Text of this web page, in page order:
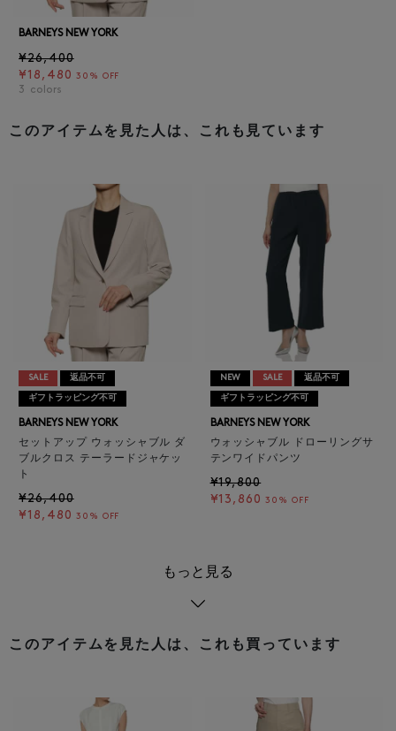
BARNEYS NEW YORK
¥26,400
¥18,480 30% OFF
3 colors
このアイテムを見た人は、これも見ています
SALE 返品不可
ギフトラッピング不可
BARNEYS NEW YORK
セットアップ ウォッシャブル ダ
ブルクロス テーラードジャケッ
ト
¥26,400
¥18,480 30% OFF
NEW SALE 返品不可
ギフトラッピング不可
BARNEYS NEW YORK
ウォッシャブル ドローリングサ
テンワイドパンツ
¥19,800
¥13,860 30% OFF
もっと見る
このアイテムを見た人は、これも買っています